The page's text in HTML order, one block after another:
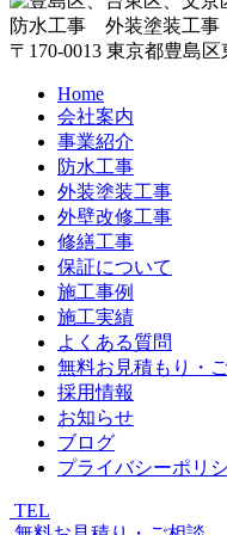
防水工事 外装塗装工
〒170-0013 東京都豊島
Home
会社案内
事業紹介
防水工事
外装塗装工事
外壁改修工事
修繕工事
保証について
施工事例
施工実績
よくある質問
無料お見積もり・
採用情報
お知らせ
ブログ
プライバシーポリ
TEL